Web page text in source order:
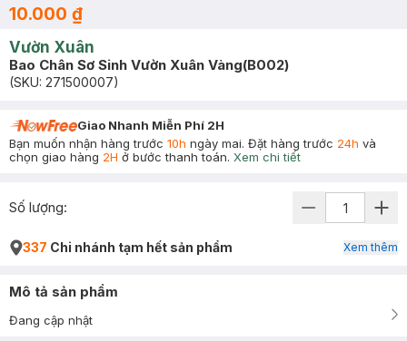
10.000 ₫
Vườn Xuân
Bao Chân Sơ Sinh Vườn Xuân Vàng(B002)
(SKU: 271500007)
Giao Nhanh Miễn Phí 2H
Bạn muốn nhận hàng trước 10h ngày mai. Đặt hàng trước 24h và
chọn giao hàng 2H ở bước thanh toán. Xem chi tiết
Số lượng:
337 Chi nhánh tạm hết sản phẩm Xem thêm
Mô tả sản phẩm
Đang cập nhật